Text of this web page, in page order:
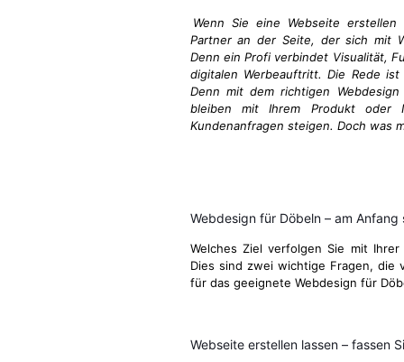
Wenn Sie eine Webseite
Partner an der Seite, der sich mit
Denn ein Profi verbindet Visualität,
digitalen Werbeauftritt. Die Rede
Denn mit dem richtigen
bleiben mit Ihrem Produkt oder
Kundenanfragen steigen. Doch was
Webdesign für Döbeln – am
Welches Ziel verfolgen Sie mit
Dies sind zwei wichtige Fragen, die
für das geeignete Webdesign für
Webseite erstellen lassen – fassen